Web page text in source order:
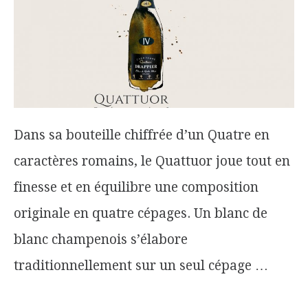
Dans sa bouteille chiffrée d’un Quatre en
caractères romains, le Quattuor joue tout en
finesse et en équilibre une composition
originale en quatre cépages. Un blanc de
blanc champenois s’élabore
traditionnellement sur un seul cépage …